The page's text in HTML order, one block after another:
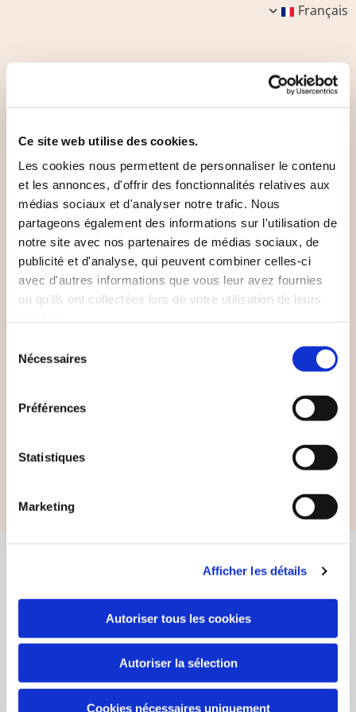
Ce site web utilise des cookies.
Les cookies nous permettent de personnaliser le contenu
et les annonces, d'offrir des fonctionnalités relatives aux
médias sociaux et d'analyser notre trafic. Nous
partageons également des informations sur l'utilisation de
notre site avec nos partenaires de médias sociaux, de
publicité et d'analyse, qui peuvent combiner celles-ci
avec d'autres informations que vous leur avez fournies
ou qu'ils ont collectées lors de votre utilisation de leurs
Nécessaires
Préférences
Statistiques
Marketing
Afficher les détails
Autoriser tous les cookies
Autoriser la sélection
Cookies nécessaires uniquement
Français
Vie artistique
L'écovillage bénéficie d'une vie artistique riche avec de
nombreux ateliers et des expositions régulières.